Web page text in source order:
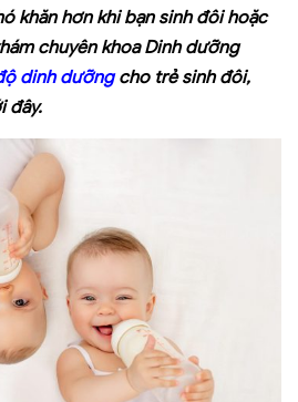
khăn hơn khi bạnsinh đôihoặc
chuyên khoa Dinh dưỡng
dinh dưỡngcho trẻ sinh đôi,
đây.